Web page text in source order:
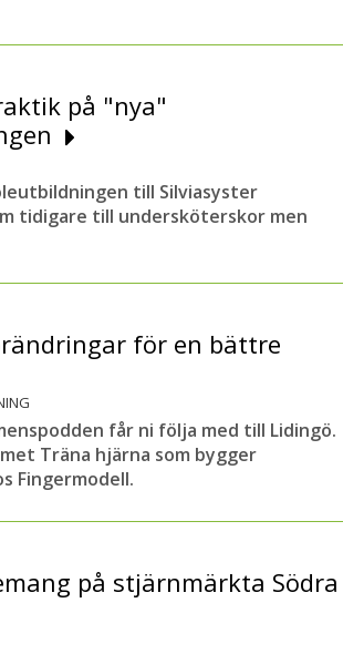
på "nya"
till Silviasyster
tidigare till undersköterskor men
för en bättre
får ni följa med till Lidingö.
Träna hjärna som bygger
Fingermodell.
på stjärnmärkta Södra